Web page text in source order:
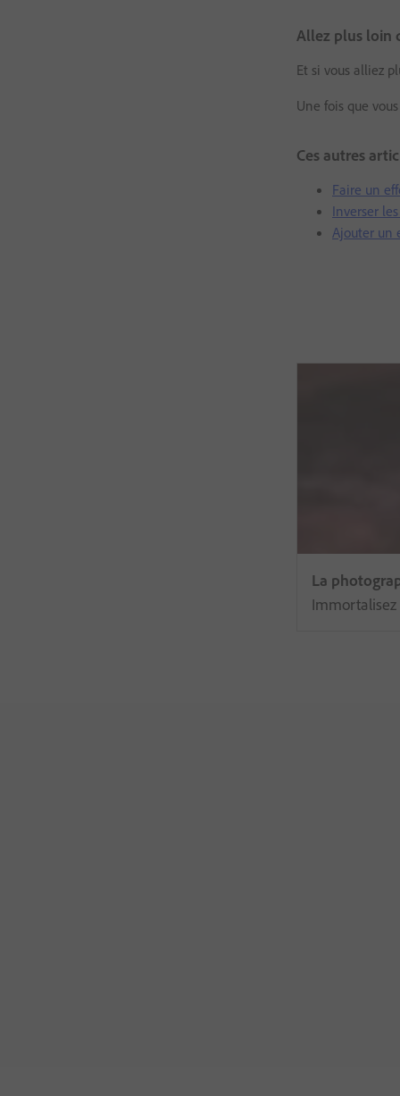
Allez plus loin
Et si vous alliez
Une fois que
Ces autres
Faire un
Inverser
Ajouter un
La
Immortalisez